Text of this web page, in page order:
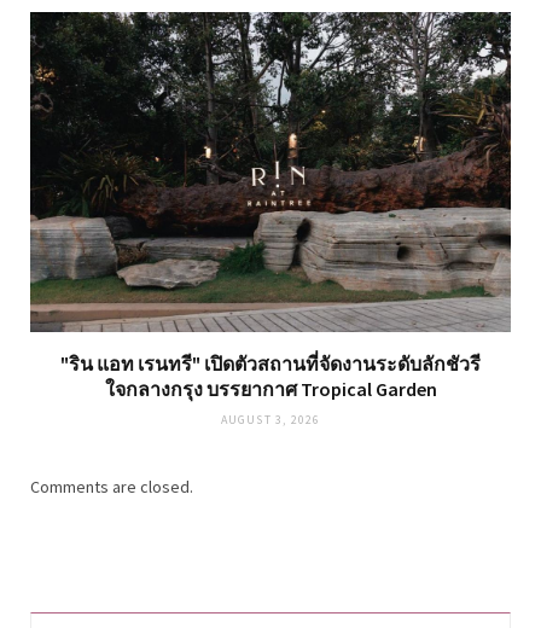
"ริน แอท เรนทรี" เปิดตัวสถานที่จัดงานระดับลักชัวรี
ใจกลางกรุง บรรยากาศ Tropical Garden
AUGUST 3, 2026
Comments are closed.